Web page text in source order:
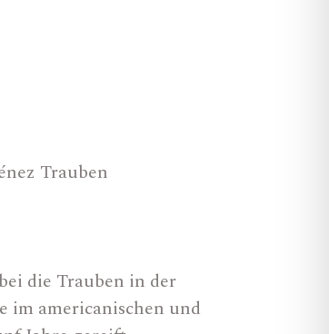
Trauben
die Trauben in der
im americanischen und